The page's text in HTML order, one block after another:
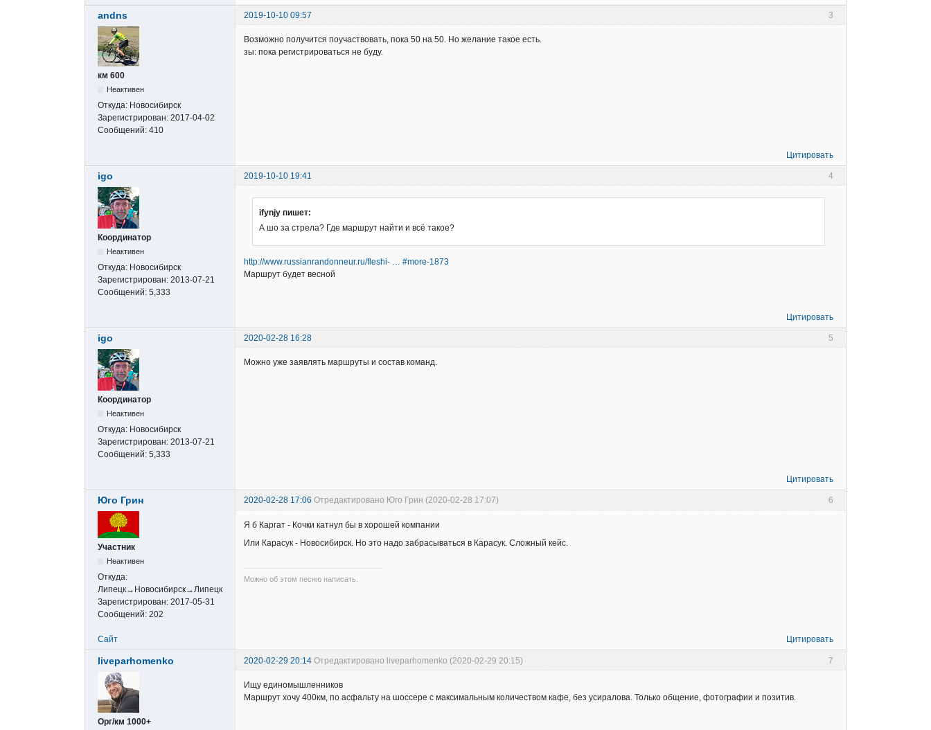
3
andns 2019-10-10 09:57
км 600
Неактивен
Откуда: Новосибирск
Зарегистрирован: 2017-04-02
Сообщений: 410
Возможно получится поучаствовать, пока 50 на 50. Но желание такое есть.
зы: пока регистрироваться не буду.
Цитировать
4
igo 2019-10-10 19:41
Координатор
Неактивен
Откуда: Новосибирск
Зарегистрирован: 2013-07-21
Сообщений: 5,333
ifynjy пишет:
А шо за стрела? Где маршрут найти и всё такое?
http://www.russianrandonneur.ru/fleshi- … #more-1873
Маршрут будет весной
Цитировать
5
igo 2020-02-28 16:28
Координатор
Неактивен
Откуда: Новосибирск
Зарегистрирован: 2013-07-21
Сообщений: 5,333
Можно уже заявлять маршруты и состав команд.
Цитировать
6
Юго Грин 2020-02-28 17:06 Отредактировано Юго Грин (2020-02-28 17:07)
Участник
Неактивен
Откуда:
Липецк→Новосибирск→Липецк
Зарегистрирован: 2017-05-31
Сообщений: 202
Я б Каргат - Кочки катнул бы в хорошей компании
Или Карасук - Новосибирск. Но это надо забрасываться в Карасук. Сложный кейс.
Можно об этом песню написать.
Сайт Цитировать
7
liveparhomenko 2020-02-29 20:14 Отредактировано liveparhomenko (2020-02-29 20:15)
Орг/км 1000+
Ищу единомышленников
Маршрут хочу 400км, по асфальту на шоссере с максимальным количеством кафе, без усиралова. Только общение, фотографии и позитив.